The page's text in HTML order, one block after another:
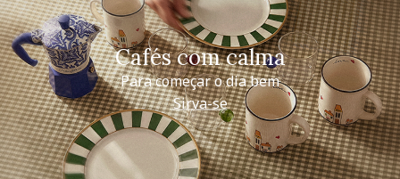
Cafés com calma
Para começar o dia bem
Sirva-se